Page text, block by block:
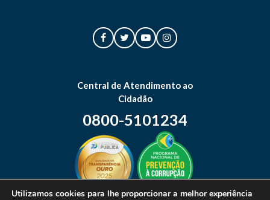
Central de Atendimento ao
Cidadão
0800-5101234
Utilizamos cookies para lhe proporcionar a melhor experiência